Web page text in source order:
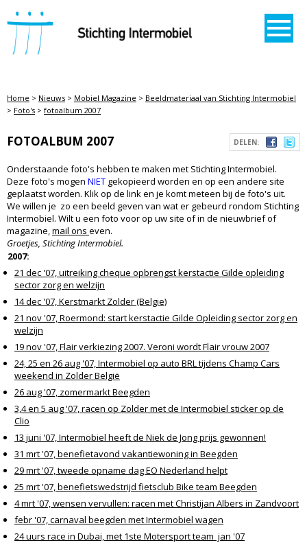
STICHTING INTERMOBIEL
Home > Nieuws > Mobiel Magazine > Beeldmateriaal van Stichting Intermobiel
> Foto's > fotoalbum 2007
DELEN:
FOTOALBUM 2007
Onderstaande foto's hebben te maken met Stichting Intermobiel.
Deze foto's mogen NIET gekopieerd worden en op een andere site
geplaatst worden. Klik op de link en je komt meteen bij de foto's uit.
We willen je zo een beeld geven van wat er gebeurd rondom Stichting
Intermobiel. Wilt u een foto voor op uw site of in de nieuwbrief of
magazine,mail ons even.
Groetjes, Stichting Intermobiel.
2007:
21 dec '07, uitreiking cheque opbrengst kerstactie Gilde opleiding
sector zorg en welzijn
14 dec '07, Kerstmarkt Zolder (Belgie)
21 nov '07, Roermond: start kerstactie Gilde Opleiding sector zorg en
welzijn
19 nov '07, Flair verkiezing 2007. Veroni wordt Flair vrouw 2007
24, 25 en 26 aug '07, Intermobiel op auto BRL tijdens Champ Cars
weekend in Zolder België
26 aug '07, zomermarkt Beegden
3,4 en 5 aug '07, racen op Zolder met de Intermobiel sticker op de
Clio
13 juni '07, Intermobiel heeft de Niek de Jong prijs gewonnen!
31 mrt '07, benefietavond vakantiewoning in Beegden
29 mrt '07, tweede opname dag EO Nederland helpt
25 mrt '07, benefietswedstrijd fietsclub Bike team Beegden
4 mrt '07, wensen vervullen: racen met Christijan Albers in Zandvoort
febr '07, carnaval beegden met Intermobiel wagen
24 uurs race in Dubai, met 1ste Motersport team jan '07